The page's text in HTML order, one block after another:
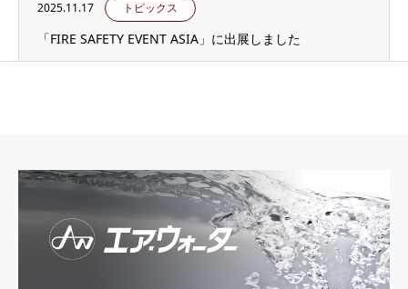
2025.11.17 トピックス
「FIRE SAFETY EVENT ASIA」に出展しました